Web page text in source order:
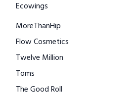
Ecowings
MoreThanHip
Flow Cosmetics
Twelve Million
Toms
The Good Roll